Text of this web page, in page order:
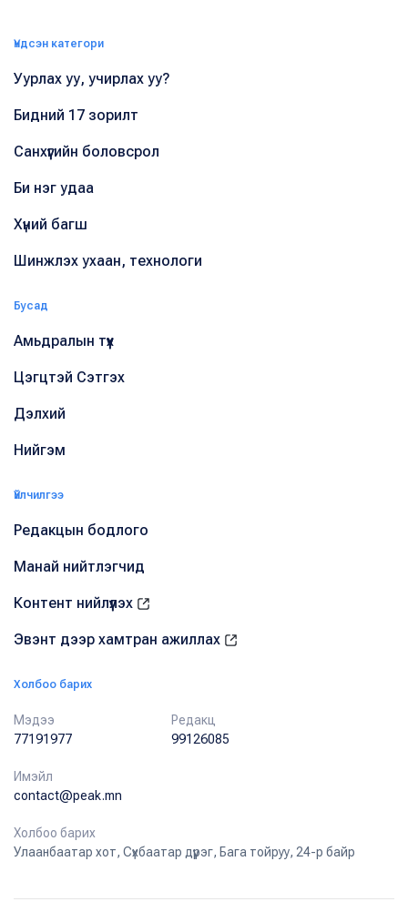
Үндсэн категори
Уурлах уу, учирлах уу?
Бидний 17 зорилт
Санхүүгийн боловсрол
Би нэг удаа
Хүний багш
Шинжлэх ухаан, технологи
Бусад
Амьдралын түүх
Цэгцтэй Сэтгэх
Дэлхий
Нийгэм
Үйлчилгээ
Редакцын бодлого
Манай нийтлэгчид
Контент нийлүүлэх
Эвэнт дээр хамтран ажиллах
Холбоо барих
Мэдээ
77191977
Редакц
99126085
Имэйл
contact@peak.mn
Холбоо барих
Улаанбаатар хот, Сүхбаатар дүүрэг, Бага тойруу, 24-р байр